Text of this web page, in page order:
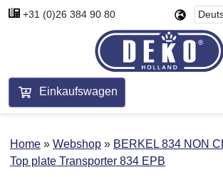
+31 (0)26 384 90 80
Einkaufswagen
Home Webshop
BERKEL 834 NON
Top plate Transporter 834 EPB